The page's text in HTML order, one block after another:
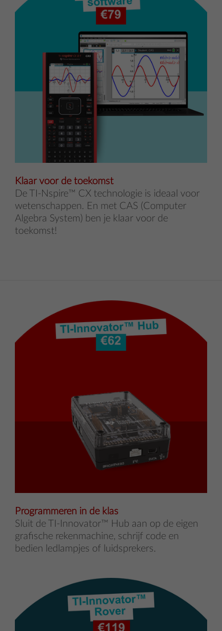
Klaar voor de toekomst
De TI-Nspire™ CX technologie is ideaal voor
wetenschappen. En met CAS (Computer
Algebra System) ben je klaar voor de
toekomst!
Programmeren in de klas
Sluit de TI-Innovator™ Hub aan op de eigen
grafische rekenmachine, schrijf code en
bedien ledlampjes of luidsprekers.